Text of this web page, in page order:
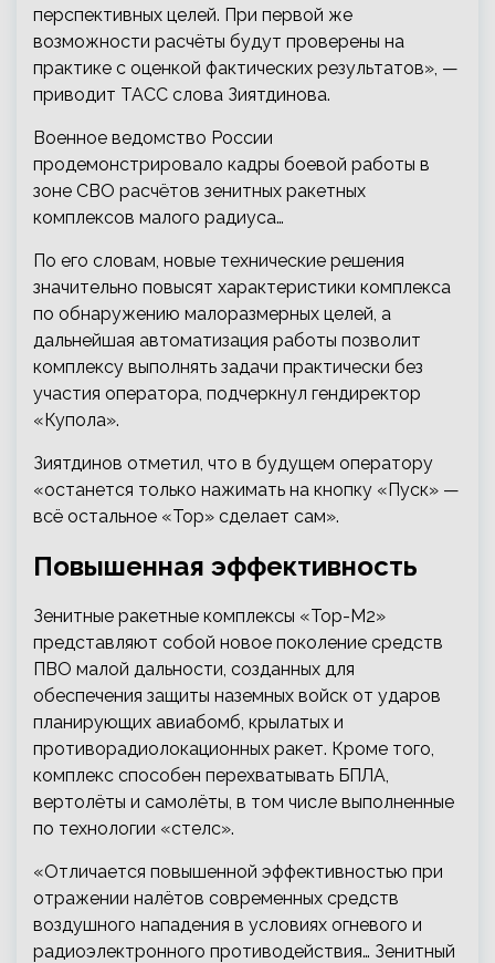
перспективных целей. При первой же
возможности расчёты будут проверены на
практике с оценкой фактических результатов», —
приводит ТАСС слова Зиятдинова.
Военное ведомство России
продемонстрировало кадры боевой работы в
зоне СВО расчётов зенитных ракетных
комплексов малого радиуса…
По его словам, новые технические решения
значительно повысят характеристики комплекса
по обнаружению малоразмерных целей, а
дальнейшая автоматизация работы позволит
комплексу выполнять задачи практически без
участия оператора, подчеркнул гендиректор
«Купола».
Зиятдинов отметил, что в будущем оператору
«останется только нажимать на кнопку «Пуск» —
всё остальное «Тор» сделает сам».
Повышенная эффективность
Зенитные ракетные комплексы «Тор-М2»
представляют собой новое поколение средств
ПВО малой дальности, созданных для
обеспечения защиты наземных войск от ударов
планирующих авиабомб, крылатых и
противорадиолокационных ракет. Кроме того,
комплекс способен перехватывать БПЛА,
вертолёты и самолёты, в том числе выполненные
по технологии «стелс».
«Отличается повышенной эффективностью при
отражении налётов современных средств
воздушного нападения в условиях огневого и
радиоэлектронного противодействия… Зенитный